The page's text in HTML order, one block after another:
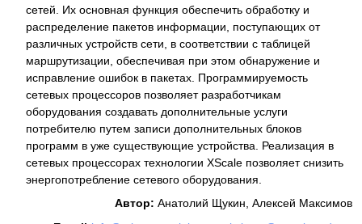
сетей. Их основная функция обеспечить обработку и
распределение пакетов информации, поступающих от
различных устройств сети, в соответствии с таблицей
маршрутизации, обеспечивая при этом обнаружение и
исправление ошибок в пакетах. Программируемость
сетевых процессоров позволяет разработчикам
оборудования создавать дополнительные услуги
потребителю путем записи дополнительных блоков
программ в уже существующие устройства. Реализация в
сетевых процессорах технологии XScale позволяет снизить
энергопотребление сетевого оборудования.
Автор: Анатолий Щукин, Алексей Максимов